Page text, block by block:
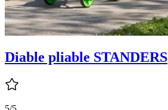
Diable pliable STANDERS